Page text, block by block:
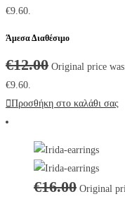
€9.60.
Άμεσα Διαθέσιμο
€12.00 Original price
€9.60.
Προσθήκη στο καλάθι σας
€16.00 Original